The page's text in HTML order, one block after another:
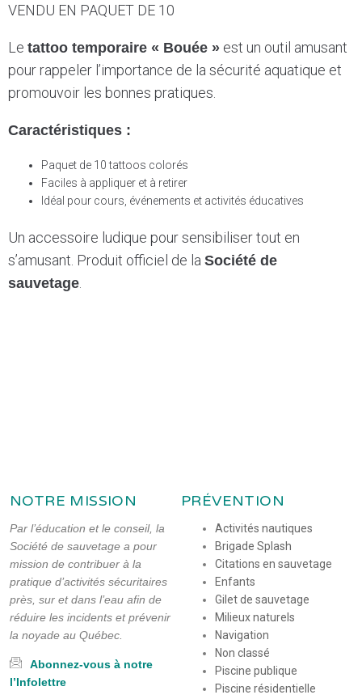
VENDU EN PAQUET DE 10
Le tattoo temporaire « Bouée » est un outil amusant
pour rappeler l’importance de la sécurité aquatique et
promouvoir les bonnes pratiques.
Caractéristiques :
Paquet de 10 tattoos colorés
Faciles à appliquer et à retirer
Idéal pour cours, événements et activités éducatives
Un accessoire ludique pour sensibiliser tout en
s’amusant. Produit officiel de la Société de
sauvetage
NOTRE MISSION
Par l’éducation et le conseil, la
Société de sauvetage a pour
mission de contribuer à la
pratique d’activités sécuritaires
près, sur et dans l’eau afin de
réduire les incidents et prévenir
la noyade au Québec.
Abonnez-vous à notre
l’Infolettre
PRÉVENTION
Activités nautiques
Brigade Splash
Citations en sauvetage
Enfants
Gilet de sauvetage
Milieux naturels
Navigation
Non classé
Piscine publique
Piscine résidentielle